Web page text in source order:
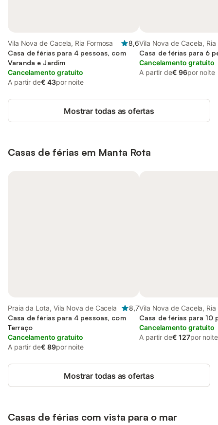
Vila Nova de Cacela, Ria Formosa
8,6
Casa de férias para 4 pessoas, com
Varanda e Jardim
Cancelamento gratuito
A partir de€ 43por noite
Vila Nova de Cacela, Ria
Casa de férias para 6
Cancelamento gratuito
A partir de€ 96por noite
Mostrar todas as ofertas
Casas de férias em Manta Rota
Praia da Lota, Vila Nova de Cacela
8,7
Casa de férias para 4 pessoas, com
Terraço
Cancelamento gratuito
A partir de€ 89por noite
Vila Nova de Cacela, Ria
Casa de férias para 10
Cancelamento gratuito
A partir de€ 127por noite
Mostrar todas as ofertas
Casas de férias com vista para o mar